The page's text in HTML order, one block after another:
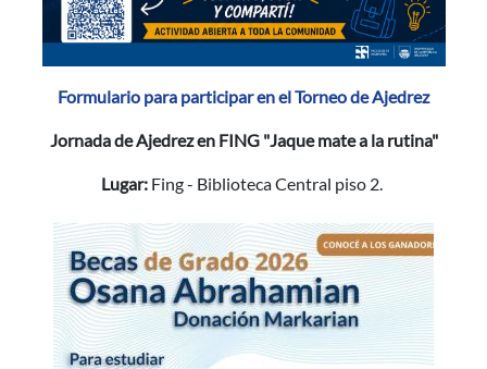
Formulario para participar en el Torneo de Ajedrez
Jornada de Ajedrez en FING "Jaque mate a la rutina"
Lugar: Fing - Biblioteca Central piso 2.